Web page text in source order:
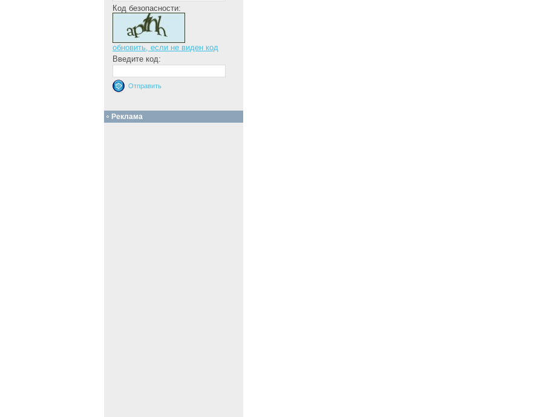
Код безопасности:
обновить, если не виден код
Введите код:
Реклама